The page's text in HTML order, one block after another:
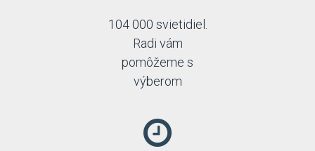
104 000 svietidiel.
Radi vám
pomôžeme s
výberom